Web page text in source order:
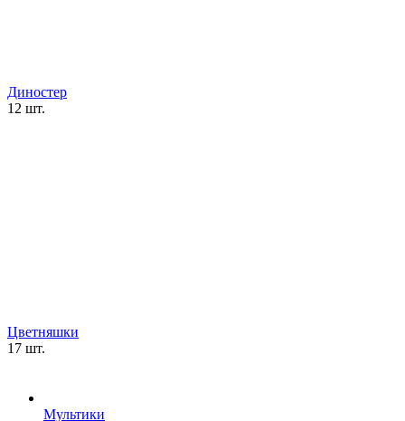
Диностер
12 шт.
Цветняшки
17 шт.
Мультики